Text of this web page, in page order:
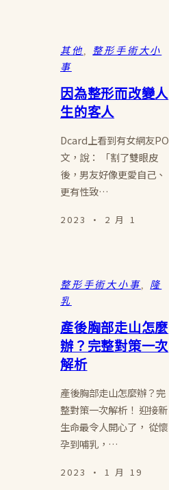
其他
整形手術大小
事
因為整形而改變人
生的客人
Dcard上看到有女網友PO
文，說： 「割了雙眼皮
後，男友好像更愛自己、
更有性致…
2023 · 2 月 1
整形手術大小事
隆
乳
產後胸部走山怎麼
辦？完整對策一次
解析
產後胸部走山怎麼辦？完
整對策一次解析！ 迎接新
生命最令人開心了， 從懷
孕到哺乳，…
2023 · 1 月 19